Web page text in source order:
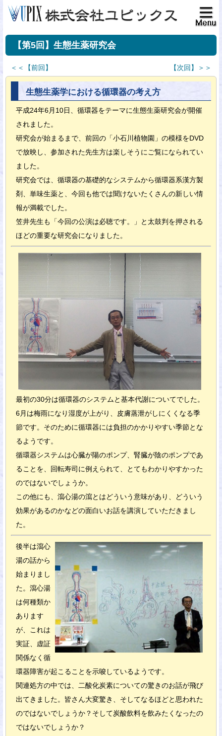
【第5回】生態生薬研究会
＜＜【前回】 【次回】＞＞
生態生薬学における循環器の考え方
平成24年6月10日、循環器をテーマに生態生薬研究会が開催
されました。
研究会が始まるまで、前回の「小石川植物園」の模様をDVD
で放映し、参加された先生方は楽しそうにご覧になられてい
ました。
研究会では、循環器の基礎的なシステムから循環器系漢方製
剤、単味生薬と、今回も他では聞けないたくさんの新しい情
報が満載でした。
笠井先生も「今回の公演は必聴です。」と太鼓判を押される
ほどの重要な研究会になりました。
最初の30分は循環器のシステムと基本代謝についてでした。
6月は梅雨になり湿度が上がり、皮膚蒸泄がしにくくなる季
節です。そのために循環器には負担のかかりやすい季節とな
るようです。
循環器システムは心臓が陽のポンプ、腎臓が陰のポンプであ
ることを、回転寿司に例えられて、とてもわかりやすかった
のではないでしょうか。
この他にも、瀉心湯の瀉とはどういう意味があり、どういう
効果があるのかなどの面白いお話を講演していただきまし
た。
後半は瀉心
湯の話から
始まりまし
た。瀉心湯
は何種類か
あります
が、これは
実証、虚証
関係なく循
環器障害が起こることを示唆しているようです。
関連処方の中では、二酸化炭素についての驚きのお話が飛び
出てきました。皆さん大変驚き、そしてなるほどと思われた
のではないでしょうか？そして炭酸飲料を飲みたくなったの
ではないでしょうか？